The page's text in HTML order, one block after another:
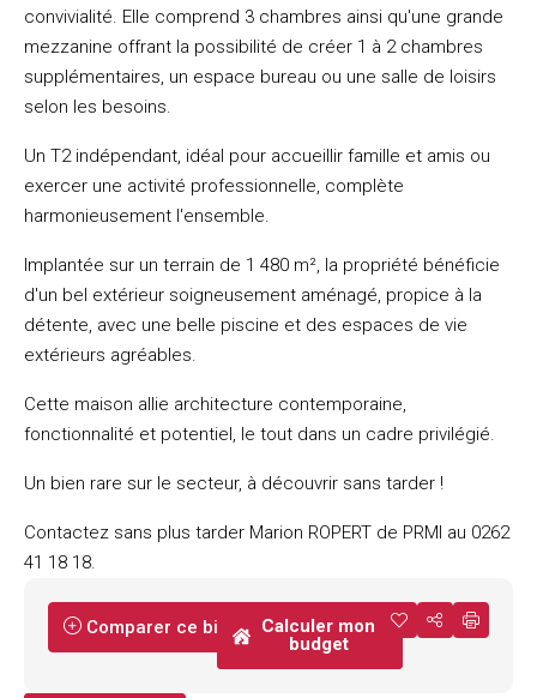
convivialité. Elle comprend 3 chambres ainsi qu'une grande
mezzanine offrant la possibilité de créer 1 à 2 chambres
supplémentaires, un espace bureau ou une salle de loisirs
selon les besoins.
Un T2 indépendant, idéal pour accueillir famille et amis ou
exercer une activité professionnelle, complète
harmonieusement l'ensemble.
Implantée sur un terrain de 1 480 m², la propriété bénéficie
d'un bel extérieur soigneusement aménagé, propice à la
détente, avec une belle piscine et des espaces de vie
extérieurs agréables.
Cette maison allie architecture contemporaine,
fonctionnalité et potentiel, le tout dans un cadre privilégié.
Un bien rare sur le secteur, à découvrir sans tarder !
Contactez sans plus tarder Marion ROPERT de PRMI au 0262
41 18 18.
Comparer ce bien
Calculer mon
budget